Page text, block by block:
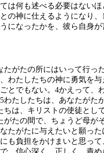
は何も述べる必要はないほ
の神に仕えるようになり、
になったかを、彼ら自身が
がたの所にはいって行っ
たしたちの神に勇気を
とでもない。 4かえって、
5わたしたちは、あなたがた
ちは、キリストの使徒とし
がたの間で、ちょうど母が
がたに与えたいと願っ
負担をかけまいと思っ
信心深く、正しく、責